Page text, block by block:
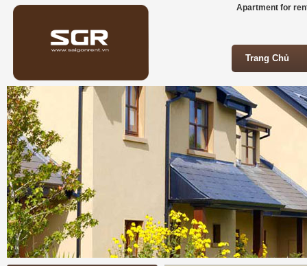
Apartment for
Trang Chủ
Trang Chủ